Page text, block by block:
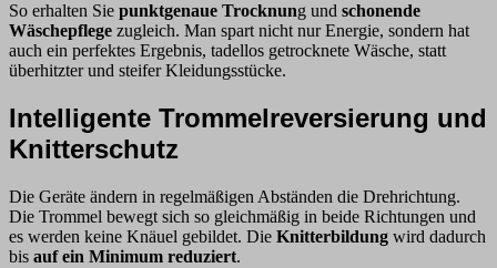
So erhalten Sie punktgenaue Trocknung und schonende
Wäschepflege zugleich. Man spart nicht nur Energie, sondern hat
auch ein perfektes Ergebnis, tadellos getrocknete Wäsche, statt
überhitzter und steifer Kleidungsstücke.
Intelligente Trommelreversierung und
Knitterschutz
Die Geräte ändern in regelmäßigen Abständen die Drehrichtung.
Die Trommel bewegt sich so gleichmäßig in beide Richtungen und
es werden keine Knäuel gebildet. Die Knitterbildung wird dadurch
bis auf ein Minimum reduziert.